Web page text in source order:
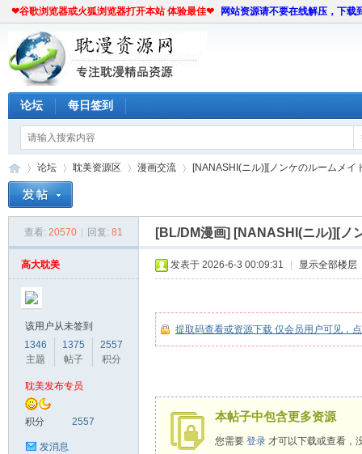
❤谷歌浏览器或火狐浏览器打开本站 体验最佳❤ 网站资源请不要在线解压，下载
论坛 每日签到
»
论坛
›
耽美资源区
›
漫画交流
›
[NANASHI(ニル)][ノンケのルームメイ
查看: 20570 回复: 81 [BL/DM漫画] [NANASHI(ニル)][ノ
高大耽美
该用户从未签到
1346
主题
1375
帖子
2557
积分
耽美发布专员
积分 2557
发消息
发表于 2026-6-3 00:09:31 显示全部楼层
提取码查看或资源下载 仅会员用户可见，
本帖子中包含更多资源
您需要 登录 才可以下载或查看，